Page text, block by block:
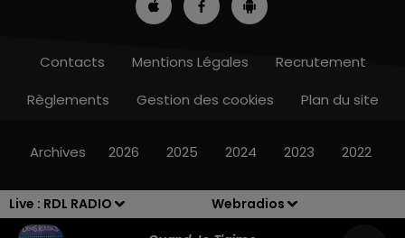
Live : RDL RADIO
Webradios
8h00 - 10h00
Contacts Mentions Légales
Recrutement
Règlements
Gestion des cookies Plan du site
Archives 2026 2025 2024 2023 2022